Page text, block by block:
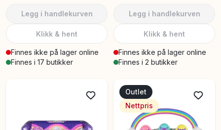
Legg i handlekurven
Klikk & hent
Finnes ikke på lager online
Finnes i 17 butikker
Legg i handlekurven
Klikk & hent
Finnes ikke på lager online
Finnes i 2 butikker
Outlet
Nettpris